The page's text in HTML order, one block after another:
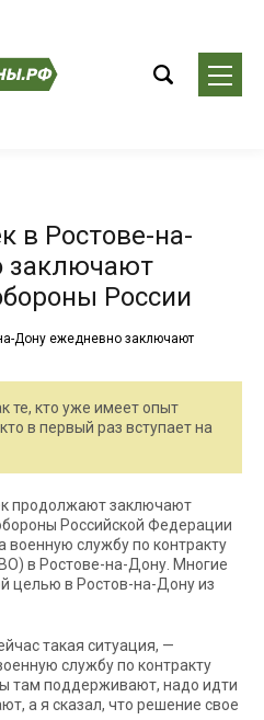
в Ростове-на-
заключают
России
те, кто уже имеет опыт
в первый раз вступает на
продолжают заключают
Российской Федерации
военную службу по контракту
в Ростове-на-Дону. Многие
целью в Ростов-на-Дону из
такая ситуация, —
службу по контракту
там поддерживают, надо идти
а я сказал, что решение свое